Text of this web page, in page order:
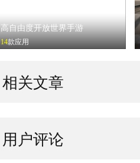
高自由度开放世界手游
14款应用
相关文章
用户评论